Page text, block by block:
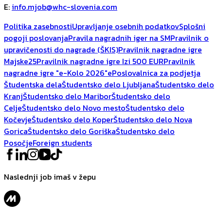
E: info.mjob@whc-slovenia.com
Politika zasebnostiUpravljanje osebnih podatkovSplošni
pogoji poslovanjaPravila nagradnih iger na SMPravilnik o
upravičenosti do nagrade (ŠKIS)Pravilnik nagradne igre
Majske25Pravilnik nagradne igre Izi 500 EURPravilnik
nagradne igre "e-Kolo 2026"ePoslovalnica za podjetja
Študentska delaŠtudentsko delo LjubljanaŠtudentsko delo
KranjŠtudentsko delo MariborŠtudentsko delo
CeljeŠtudentsko delo Novo mestoŠtudentsko delo
KočevjeŠtudentsko delo KoperŠtudentsko delo Nova
GoricaŠtudentsko delo GoriškaŠtudentsko delo
PosočjeForeign students
Naslednji job imaš v žepu